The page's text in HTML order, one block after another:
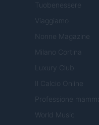
Tuobenessere
Viaggiamo
Nonne Magazine
Milano Cortina
Luxury Club
Il Calcio Online
Professione mamma
World Music